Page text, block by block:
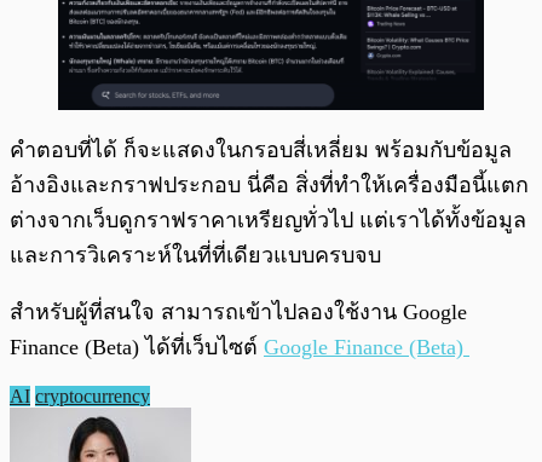
คำตอบที่ได้ ก็จะแสดงในกรอบสี่เหลี่ยม พร้อมกับข้อมูล
อ้างอิงและกราฟประกอบ นี่คือ สิ่งที่ทำให้เครื่องมือนี้แตก
ต่างจากเว็บดูกราฟราคาเหรียญทั่วไป แต่เราได้ทั้งข้อมูล
และการวิเคราะห์ในที่ที่เดียวแบบครบจบ
สำหรับผู้ที่สนใจ สามารถเข้าไปลองใช้งาน Google
Finance (Beta) ได้ที่เว็บไซต์ Google Finance (Beta)
AI cryptocurrency